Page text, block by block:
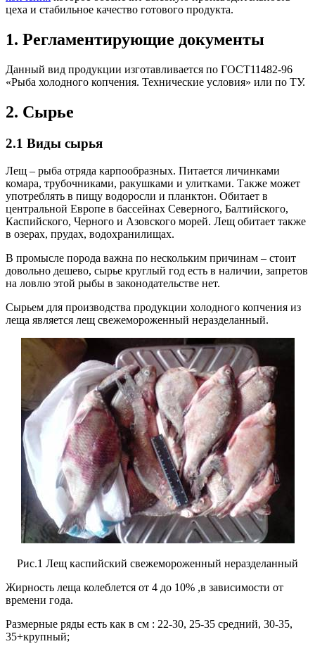
цеха и стабильное качество готового продукта.
1. Регламентирующие документы
Данный вид продукции изготавливается по ГОСТ11482-96
«Рыба холодного копчения. Технические условия» или по ТУ.
2. Сырье
2.1 Виды сырья
Лещ – рыба отряда карпообразных. Питается личинками
комара, трубочниками, ракушками и улитками. Также может
употреблять в пищу водоросли и планктон. Обитает в
центральной Европе в бассейнах Северного, Балтийского,
Каспийского, Черного и Азовского морей. Лещ обитает также
в озерах, прудах, водохранилищах.
В промысле порода важна по нескольким причинам – стоит
довольно дешево, сырье круглый год есть в наличии, запретов
на ловлю этой рыбы в законодательстве нет.
Сырьем для производства продукции холодного копчения из
леща является лещ свежемороженный неразделанный.
Рис.1 Лещ каспийский свежемороженный неразделанный
Жирность леща колеблется от 4 до 10% ,в зависимости от
времени года.
Размерные ряды есть как в см : 22-30, 25-35 средний, 30-35,
35+крупный;